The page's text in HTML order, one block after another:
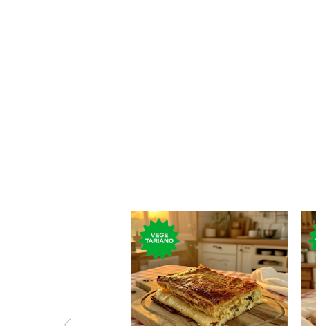
Porción de tarta rellena de
puerro, cebolla y morrón.